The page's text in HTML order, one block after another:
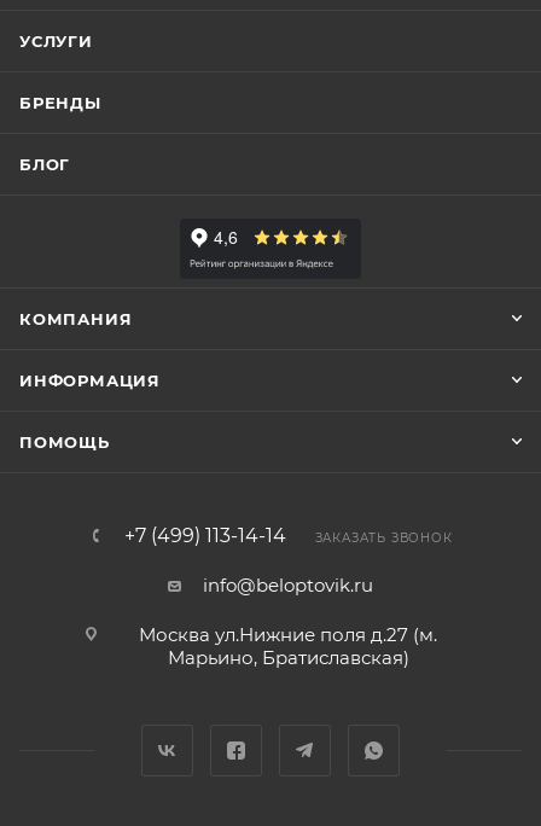
УСЛУГИ
БРЕНДЫ
БЛОГ
КОМПАНИЯ
ИНФОРМАЦИЯ
ПОМОЩЬ
+7 (499) 113-14-14 ЗАКАЗАТЬ ЗВОНОК
info@beloptovik.ru
Москва ул.Нижние поля д.27 (м.
Марьино, Братиславская)